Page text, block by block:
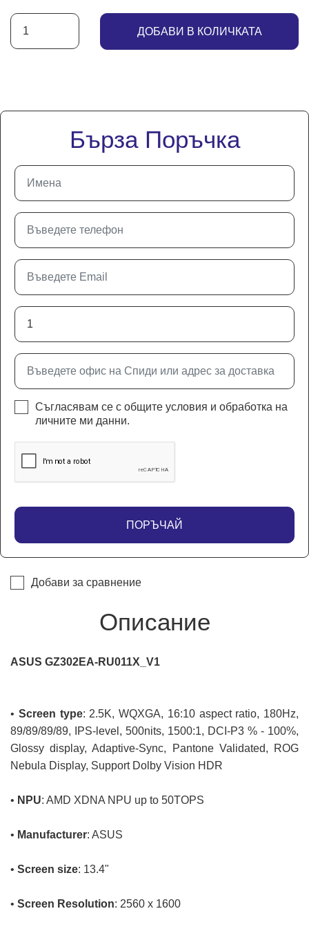
ДОБАВИ В КОЛИЧКАТА
Бърза Поръчка
Съгласявам се с общите условия и обработка на
личните ми данни.
ПОРЪЧАЙ
Добави за сравнение
Описание
ASUS GZ302EA-RU011X_V1
• Screen type: 2.5K, WQXGA, 16:10 aspect ratio, 180Hz,
89/89/89/89, IPS-level, 500nits, 1500:1, DCI-P3 % - 100%,
Glossy display, Adaptive-Sync, Pantone Validated, ROG
Nebula Display, Support Dolby Vision HDR
• NPU: AMD XDNA NPU up to 50TOPS
• Manufacturer: ASUS
• Screen size: 13.4"
• Screen Resolution: 2560 x 1600